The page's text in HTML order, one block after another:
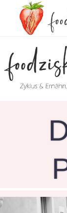
springen